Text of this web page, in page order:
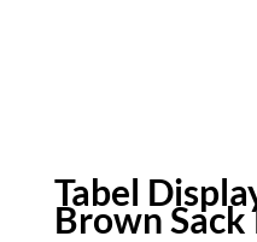
Tabel
Brown